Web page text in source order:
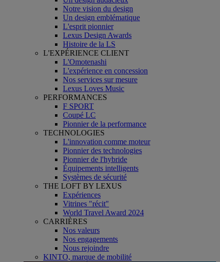
Notre vision du design
Un design emblématique
L'esprit pionnier
Lexus Design Awards
Histoire de la LS
L'EXPÉRIENCE CLIENT
L'Omotenashi
L'expérience en concession
Nos services sur mesure
Lexus Loves Music
PERFORMANCES
F SPORT
Coupé LC
Pionnier de la performance
TECHNOLOGIES
L'innovation comme moteur
Pionnier des technologies
Pionnier de l'hybride
Équipements intelligents
Systèmes de sécurité
THE LOFT BY LEXUS
Expériences
Vitrines "récit"
World Travel Award 2024
CARRIÈRES
Nos valeurs
Nos engagements
Nous rejoindre
KINTO, marque de mobilité